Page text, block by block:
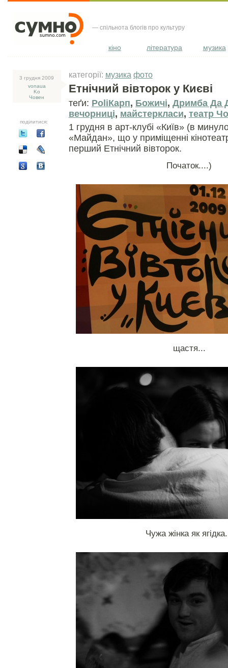
— спільнота блогів про культуру
кіно література музика
3 грудня 2009
vonaua
Ko
Човен
поділитися:
категорії: музика фото
Етнічний вівторок у Києві
теґи: PoliКарп, Божичі, Дримба Да
вечорниці, майстеркласи, театр
1 грудня в арт-клубі «Київ» (в
«Майдан», що у приміщенні
перший Етнічний вівторок.
Початок....)
щастя...
Чужа жінка як